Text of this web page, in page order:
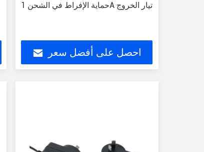
حماية الإفراط في الشحن 1A تيار الخروج
احصل على أفضل سعر